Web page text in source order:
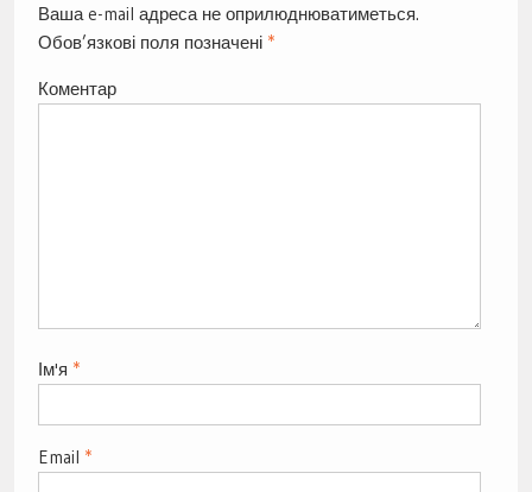
Ваша e-mail адреса не оприлюднюватиметься.
Обов’язкові поля позначені *
Коментар
Ім'я *
Email *